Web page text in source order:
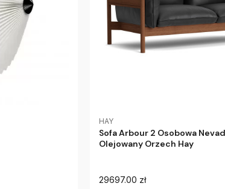
HAY
Sofa Arbour 2 Osobowa
Olejowany Orzech Hay
29697.00 zł